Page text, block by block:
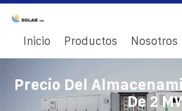
Inicio Productos Nosotros
Precio Del
De 2